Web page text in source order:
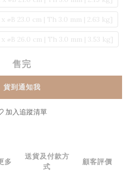
⌀B 23.0 cm | Th 3.0 mm | 2.63 kg]
⌀B 26.0 cm | Th 3.0 mm | 3.53 kg]
售完
貨到通知我
加入追蹤清單
多
送貨及付款方
式
顧客評價